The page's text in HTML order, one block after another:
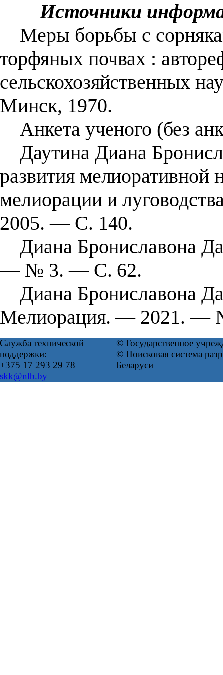
Источники
Меры борьбы с
торфяных почвах :
сельскохозяйственных
Минск, 1970.
Анкета ученого (без
Даутина Диана
развития мелиоративной
мелиорации и
2005. — С. 140.
Диана Брониславона
— № 3. — С. 62.
Диана Брониславона
Мелиорация. — 2021. —
Служба технической
поддержки:
+375 17 293 29 78
skk@nlb.by
© Государственное
© Поисковая система
Беларуси